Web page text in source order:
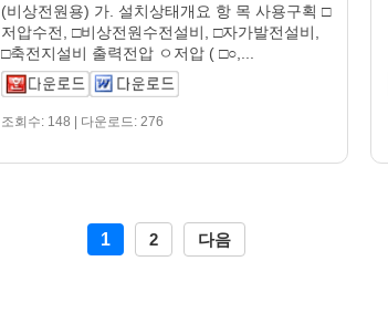
(비상전원용) 가. 설치상태개요 항 목 사용구획 □
저압수전, □비상전원수전설비, □자가발전설비,
□축전지설비 출력전압 ㅇ저압 ( □○,...
조회수: 148 | 다운로드: 276
1 2 다음